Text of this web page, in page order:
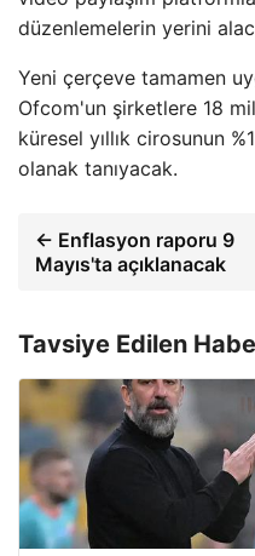
düzenlemelerin yerini
Yeni çerçeve tamamen
Ofcom'un şirketlere 18
küresel yıllık cirosunun
olanak tanıyacak.
← Enflasyon raporu 9
Mayıs'ta açıklanacak
Tavsiye Edilen